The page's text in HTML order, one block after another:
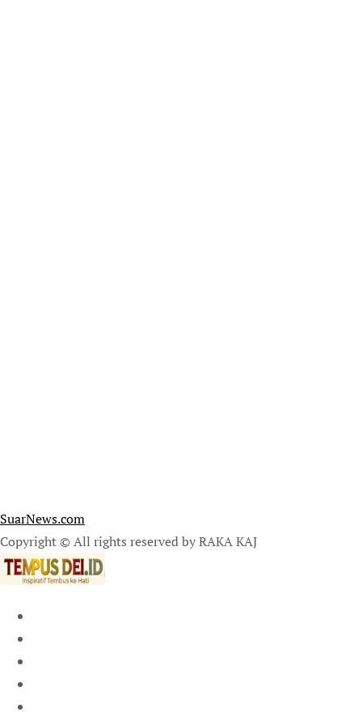
SuarNews.com
Copyright © All rights reserved by RAKA KAJ